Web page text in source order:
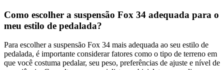
Como escolher a suspensão Fox 34 adequada para o
meu estilo de pedalada?
Para escolher a suspensão Fox 34 mais adequada ao seu estilo de
pedalada, é importante considerar fatores como o tipo de terreno em
que você costuma pedalar, seu peso, preferências de ajuste e nível de